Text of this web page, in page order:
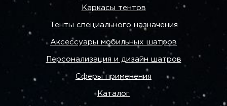
Каркасы тентов
Тенты специального назначения
Аксессуары мобильных шатров
Персонализация и дизайн шатров
Сферы применения
Каталог